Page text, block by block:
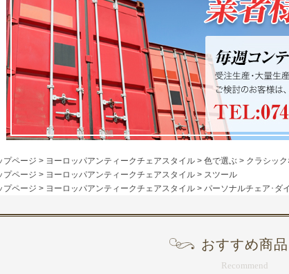
プページ > ヨーロッパアンティークチェアスタイル > 色で選ぶ > クラシッ
プページ > ヨーロッパアンティークチェアスタイル > スツール
プページ > ヨーロッパアンティークチェアスタイル > パーソナルチェア･ダ
おすすめ商品
Recommend